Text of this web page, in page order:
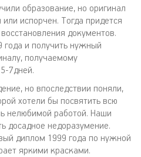
образование, но оригинал
испорчен. Тогда придется
документов.
и получить нужный
получаемому
7дней.
но впоследствии поняли,
хотели бы посвятить всю
нелюбимой работой. Наши
досадное недоразумение.
диплом 1999 года по нужной
яркими красками.